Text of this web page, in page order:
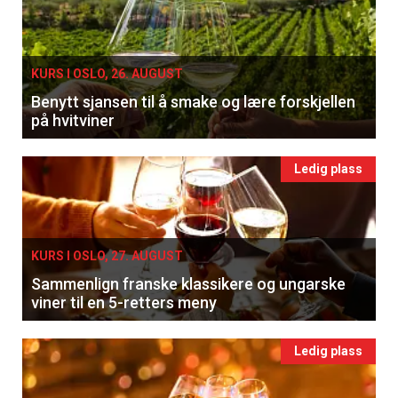
KURS I OSLO, 26. AUGUST
Benytt sjansen til å smake og lære forskjellen
på hvitviner
Ledig plass
KURS I OSLO, 27. AUGUST
Sammenlign franske klassikere og ungarske
viner til en 5-retters meny
Ledig plass